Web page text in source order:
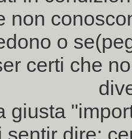
non
o
certi che
giusta
sentir dire: